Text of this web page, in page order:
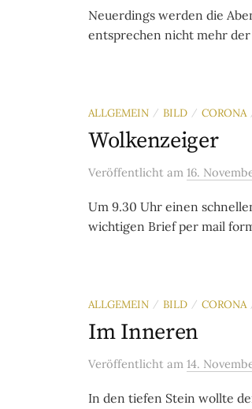
Neuerdings werden die
entsprechen nicht mehr der
ALLGEMEIN / BILD / CORONA
Wolkenzeiger
Veröffentlicht am 16.
Um 9.30 Uhr einen
wichtigen Brief per mail
ALLGEMEIN / BILD / CORONA
Im Inneren
Veröffentlicht am 14.
In den tiefen Stein wollte